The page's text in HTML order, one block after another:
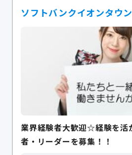
ソフトバンクイオンタウ
業界経験者大歓迎☆経験を活
者・リーダーを募集！！